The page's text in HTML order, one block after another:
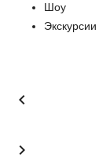
Шоу
Экскурсии

